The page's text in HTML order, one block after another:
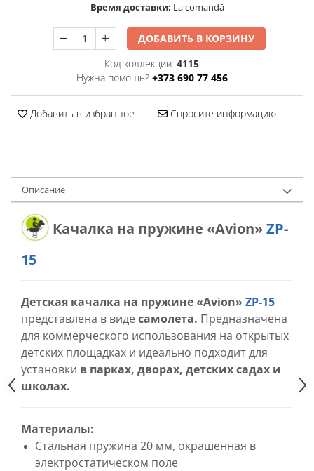
Время доставки: La comandă
ДОБАВИТЬ В КОРЗИНУ
Код коллекции: 4115
Нужна помощь? +373 690 77 456
Добавить в избранное Спросите информацию
Oписание
Качалка на пружине «Avion»ZP-
15
Детская качалка на пружине «Avion» ZP-15
представлена в видесамолета. Предназначена
для коммерческого использования на открытых
детских площадках и идеально подходит для
установки в парках, дворах, детских садах и
школах.
Материалы:
Стальная пружина 20 мм, окрашенная в
электростатическом поле